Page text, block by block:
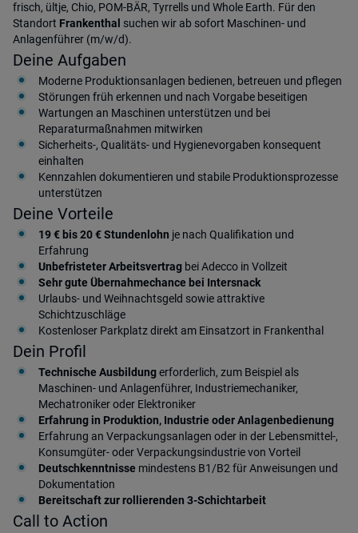
frisch, ültje, Chio, POM-BÄR, Tyrrells und Whole Earth. Für den
Standort Frankenthal suchen wir ab sofort Maschinen- und
Anlagenführer (m/w/d).
Deine Aufgaben
Moderne Produktionsanlagen bedienen, betreuen und pflegen
Störungen früh erkennen und nach Vorgabe beseitigen
Wartungen an Maschinen unterstützen und bei
Reparaturmaßnahmen mitwirken
Sicherheits-, Qualitäts- und Hygienevorgaben konsequent
einhalten
Kennzahlen dokumentieren und stabile Produktionsprozesse
unterstützen
Deine Vorteile
19 € bis 20 € Stundenlohn je nach Qualifikation und
Erfahrung
Unbefristeter Arbeitsvertrag bei Adecco in Vollzeit
Sehr gute Übernahmechance bei Intersnack
Urlaubs- und Weihnachtsgeld sowie attraktive
Schichtzuschläge
Kostenloser Parkplatz direkt am Einsatzort in Frankenthal
Dein Profil
Technische Ausbildungerforderlich, zum Beispiel als
Maschinen- und Anlagenführer, Industriemechaniker,
Mechatroniker oder Elektroniker
Erfahrung in Produktion, Industrie oder Anlagenbedienung
Erfahrung an Verpackungsanlagen oder in der Lebensmittel-,
Konsumgüter- oder Verpackungsindustrie von Vorteil
Deutschkenntnisse mindestens B1/B2 für Anweisungen und
Dokumentation
Bereitschaft zur rollierenden 3-Schichtarbeit
Call to Action